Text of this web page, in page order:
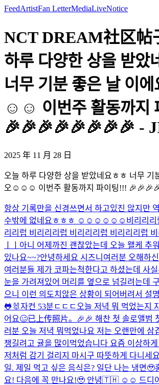
FeedArtistFan LetterMediaLiveNotice
NCT DREAM社区帖
하루 다양한 상을 받았
너무 기분 좋은 날 이
☺️☺️ 이번주 활동까지
🎉🎉🎉🎉🎉🎉🎉🎉 -
2025 年 11 月 28 日
오늘 하루 다양한 상을 받았네요ㅎㅎ 너무 기
오☺️☺️☺️ 이번주 활동까지 파이팅!!!
항상 기록만을 신경쓰면서 하고있진 않지만
수밖에 없네요ㅎㅎㅎ ☺️☺️☺️☺️☺️☺️ 비리리리
리리럽 비리리리럽 비리리리럽 비리리리럽 비
아니 어제까진 괜찮았는데 오늘 왤케 추워
있나요~~?안녕하세요 시즈니여러분 오해하
여러분들 제가 코파는척한다고 하셨는데 사
눈을 가려져있어 머리를 옆으로 넘길려는데
으니 이런 의도치않은 상황이 되어버려서 설
🐸🐰자컨 53분ㄷㄷㄷ 오늘 저녁 뭐 먹었는지
어요🥴已上传照片。 🎉🎉 해찬 첫 솔로앨범
러분 오늘 저녁 뭐먹었나요 저는 오랜만에 삼
챙길려고 귤을 많이먹었습니다 요즘 이상하게
저처럼 감기 걸리지 마시구 따뜻하게 다니
일. 제일 먹고 싶은 음식은? 일단 나는 냉면🥹
요! 다음에 꼭 만나요!🥹 안녕🇹🇭 ☺️☺️ 드디